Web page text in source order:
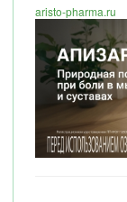
aristo-pharma.ru